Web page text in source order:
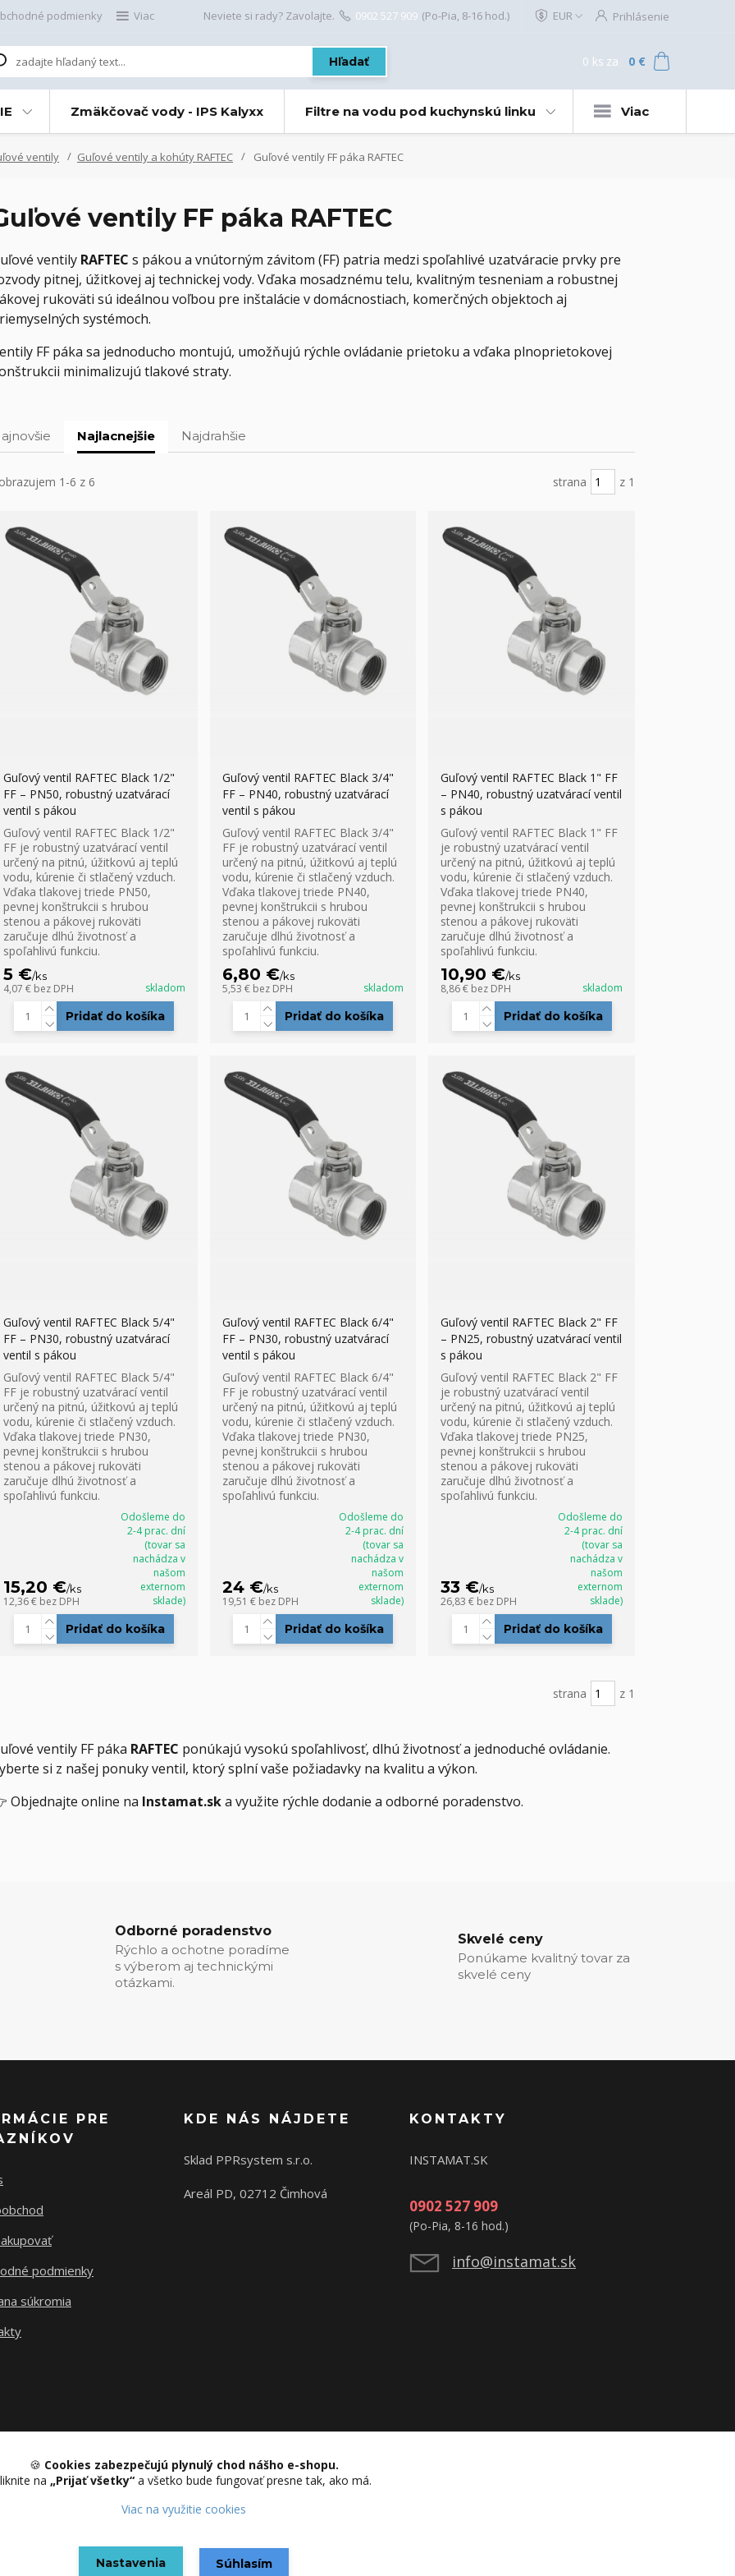
podmienky Viac EUR Prihlásenie
Hľadať
Neviete si rady? Zavolajte. 0902 527 909 (Po-Pia, 8-16 hod.)
0 ks za 0 €
Zmäkčovač vody - IPS Kalyxx Filtre na vodu pod kuchynskú linku Viac
ventily Guľové ventily a kohúty RAFTEC Guľové ventily FF páka RAFTEC
ventily FF páka RAFTEC
ventily RAFTEC s pákou a vnútorným závitom (FF) patria medzi spoľahlivé uzatváracie prvky pre
pitnej, úžitkovej aj technickej vody. Vďaka mosadznému telu, kvalitným tesneniam a robustnej
rukoväti sú ideálnou voľbou pre inštalácie v domácnostiach, komerčných objektoch aj
systémoch.
FF páka sa jednoducho montujú, umožňujú rýchle ovládanie prietoku a vďaka plnoprietokovej
minimalizujú tlakové straty.
Najlacnejšie Najdrahšie
1-6 z 6 strana z 1
Guľový ventil RAFTEC Black 1/2"
FF – PN50, robustný uzatvárací
ventil s pákou
Guľový ventil RAFTEC Black 1/2"
FF je robustný uzatvárací ventil
určený na pitnú, úžitkovú aj teplú
vodu, kúrenie či stlačený vzduch.
Vďaka tlakovej triede PN50,
pevnej konštrukcii s hrubou
stenou a pákovej rukoväti
zaručuje dlhú životnosť a
spoľahlivú funkciu.
5 €/ks
4,07 € bez DPH skladom
Pridať do košíka
Guľový ventil RAFTEC Black 3/4"
FF – PN40, robustný uzatvárací
ventil s pákou
Guľový ventil RAFTEC Black 3/4"
FF je robustný uzatvárací ventil
určený na pitnú, úžitkovú aj teplú
vodu, kúrenie či stlačený vzduch.
Vďaka tlakovej triede PN40,
pevnej konštrukcii s hrubou
stenou a pákovej rukoväti
zaručuje dlhú životnosť a
spoľahlivú funkciu.
6,80 €/ks
5,53 € bez DPH skladom
Pridať do košíka
Guľový ventil RAFTEC Black 1" FF
– PN40, robustný uzatvárací ventil
s pákou
Guľový ventil RAFTEC Black 1" FF
je robustný uzatvárací ventil
určený na pitnú, úžitkovú aj teplú
vodu, kúrenie či stlačený vzduch.
Vďaka tlakovej triede PN40,
pevnej konštrukcii s hrubou
stenou a pákovej rukoväti
zaručuje dlhú životnosť a
spoľahlivú funkciu.
10,90 €/ks
8,86 € bez DPH skladom
Pridať do košíka
Guľový ventil RAFTEC Black 5/4"
FF – PN30, robustný uzatvárací
ventil s pákou
Guľový ventil RAFTEC Black 5/4"
FF je robustný uzatvárací ventil
určený na pitnú, úžitkovú aj teplú
vodu, kúrenie či stlačený vzduch.
Vďaka tlakovej triede PN30,
pevnej konštrukcii s hrubou
stenou a pákovej rukoväti
zaručuje dlhú životnosť a
spoľahlivú funkciu.
15,20 €/ks
12,36 € bez DPH
Odošleme do
2-4 prac. dní
(tovar sa
nachádza v
našom
externom
sklade)
Pridať do košíka
Guľový ventil RAFTEC Black 6/4"
FF – PN30, robustný uzatvárací
ventil s pákou
Guľový ventil RAFTEC Black 6/4"
FF je robustný uzatvárací ventil
určený na pitnú, úžitkovú aj teplú
vodu, kúrenie či stlačený vzduch.
Vďaka tlakovej triede PN30,
pevnej konštrukcii s hrubou
stenou a pákovej rukoväti
zaručuje dlhú životnosť a
spoľahlivú funkciu.
24 €/ks
19,51 € bez DPH
Odošleme do
2-4 prac. dní
(tovar sa
nachádza v
našom
externom
sklade)
Pridať do košíka
Guľový ventil RAFTEC Black 2" FF
– PN25, robustný uzatvárací ventil
s pákou
Guľový ventil RAFTEC Black 2" FF
je robustný uzatvárací ventil
určený na pitnú, úžitkovú aj teplú
vodu, kúrenie či stlačený vzduch.
Vďaka tlakovej triede PN25,
pevnej konštrukcii s hrubou
stenou a pákovej rukoväti
zaručuje dlhú životnosť a
spoľahlivú funkciu.
33 €/ks
26,83 € bez DPH
Odošleme do
2-4 prac. dní
(tovar sa
nachádza v
našom
externom
sklade)
Pridať do košíka
strana z 1
ventily FF páka RAFTEC ponúkajú vysokú spoľahlivosť, dlhú životnosť a jednoduché ovládanie.
si z našej ponuky ventil, ktorý splní vaše požiadavky na kvalitu a výkon.
Objednajte online na Instamat.ska využite rýchle dodanie a odborné poradenstvo.
Odborné poradenstvo
Rýchlo a ochotne poradíme
s výberom aj technickými
otázkami.
Skvelé ceny
Ponúkame kvalitný tovar za
skvelé ceny
PRE
podmienky
súkromia
KDE NÁS NÁJDETE
Sklad PPRsystem s.r.o.
Areál PD, 02712 Čimhová
KONTAKTY
INSTAMAT.SK
0902 527 909
(Po-Pia, 8-16 hod.)
info@instamat.sk
Upravit sběr cookies.
Vytvorené na Eshop-rychlo.sk
🍪 Cookies zabezpečujú plynulý chod nášho e-shopu.
na „Prijať všetky“ a všetko bude fungovať presne tak, ako má.
Viac na využitie cookies
Nastavenia Súhlasím